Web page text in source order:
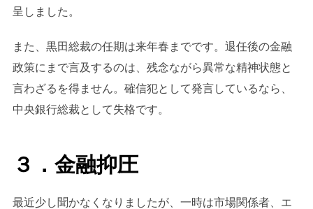
呈しました。
また、黒田総裁の任期は来年春までです。退任後の金融
政策にまで言及するのは、残念ながら異常な精神状態と
言わざるを得ません。確信犯として発言しているなら、
中央銀行総裁として失格です。
３．金融抑圧
最近少し聞かなくなりましたが、一時は市場関係者、エ